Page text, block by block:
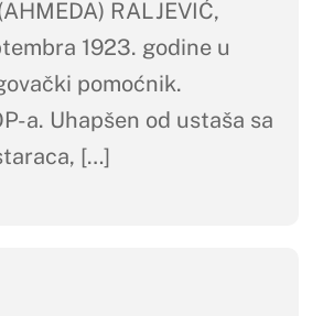
RALJEVIĆ,
1923. godine u
pomoćnik.
a. Uhapšen od ustaša sa
[…]